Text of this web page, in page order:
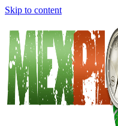
Skip to content